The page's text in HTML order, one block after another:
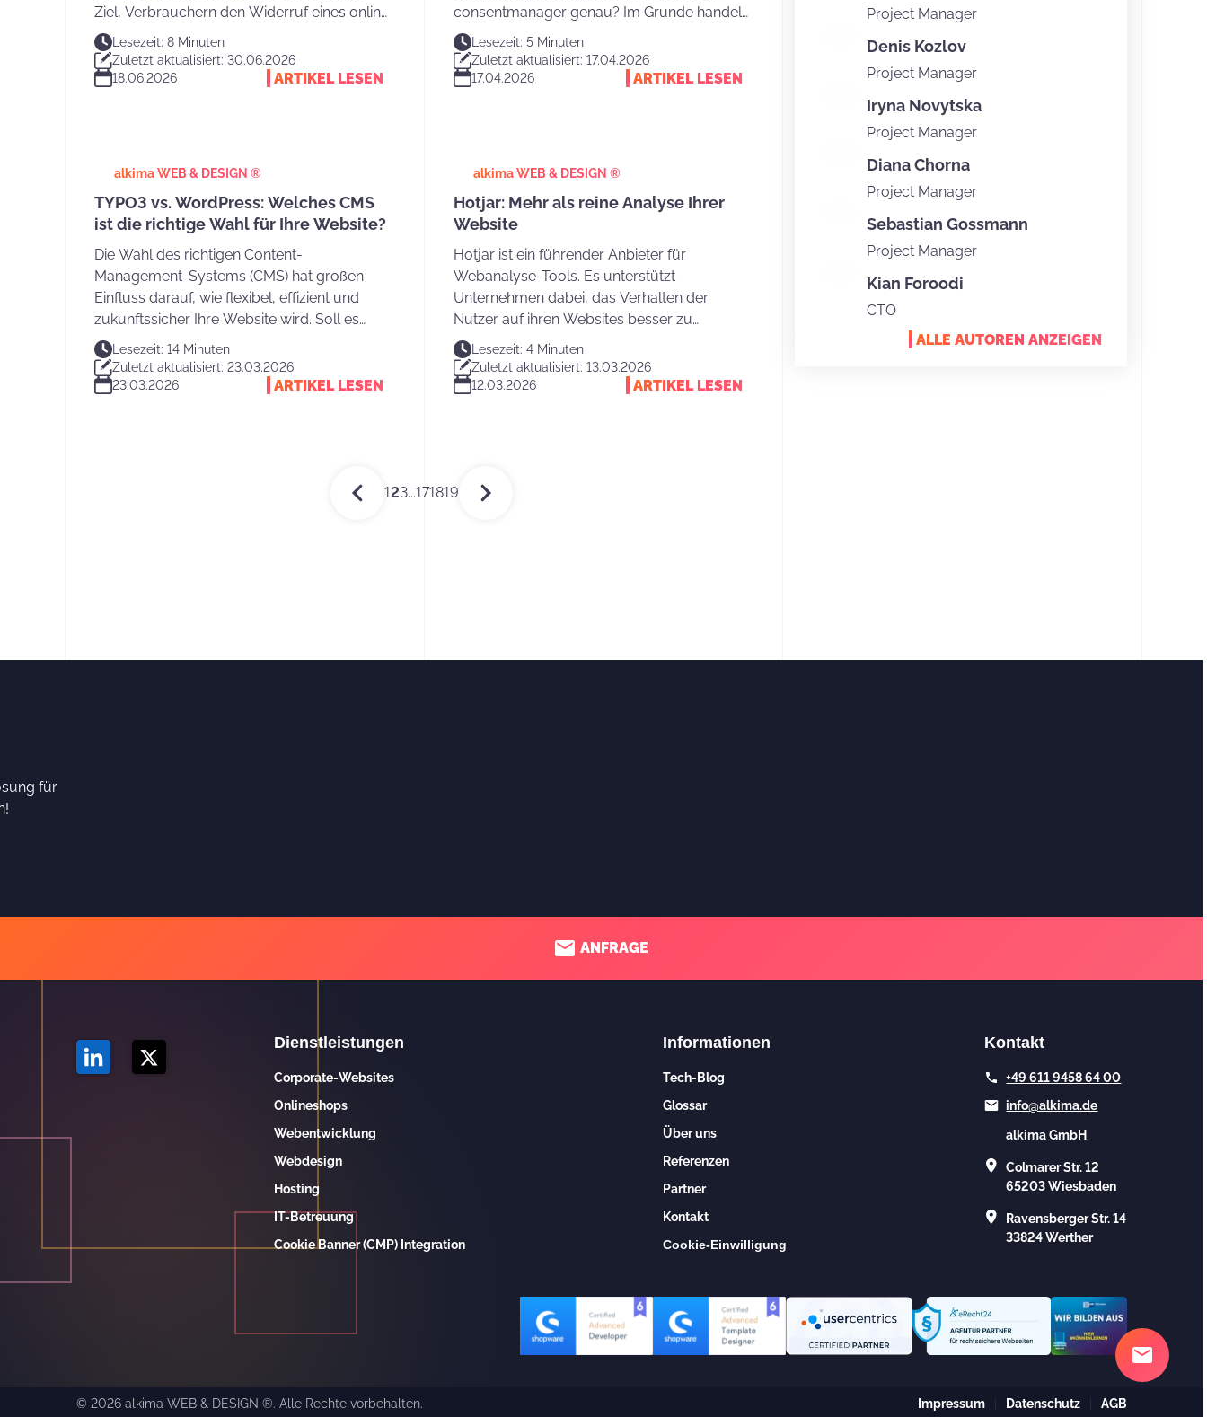
Ziel, Verbrauchern den Widerruf eines online
abgeschlossenen Vertrags zu vereinfachen.
Das soll die praktische Ausübung des
Widerrufsrechts beim Online-Kauf
Lesezeit: 8 Minuten
Zuletzt aktualisiert: 30.06.2026
18.06.2026
ARTIKEL LESEN
consentmanager genau? Im Grunde handelt
es sich um eine Software, die
Nutzerzustimmungen für Datenschutz und
Cookies auf Websites verwaltet. Dahinter
Lesezeit: 5 Minuten
Zuletzt aktualisiert: 17.04.2026
17.04.2026
ARTIKEL LESEN
alkima WEB & DESIGN ®
TYPO3 vs. WordPress: Welches CMS
ist die richtige Wahl für Ihre Website?
Die Wahl des richtigen Content-
Management-Systems (CMS) hat großen
Einfluss darauf, wie flexibel, effizient und
zukunftssicher Ihre Website wird. Soll es
TYPO3 sein, das sich in Deutschland bei
größeren Unternehmen findet, oder doch
WordPress, das weltweit als unkomplizierter
Lesezeit: 14 Minuten
Zuletzt aktualisiert: 23.03.2026
23.03.2026
ARTIKEL LESEN
alkima WEB & DESIGN ®
Hotjar: Mehr als reine Analyse Ihrer
Website
Hotjar ist ein führender Anbieter für
Webanalyse-Tools. Es unterstützt
Unternehmen dabei, das Verhalten der
Nutzer auf ihren Websites besser zu
verstehen.
Lesezeit: 4 Minuten
Zuletzt aktualisiert: 13.03.2026
12.03.2026
ARTIKEL LESEN
Project Manager
Denis Kozlov
Project Manager
Iryna Novytska
Project Manager
Diana Chorna
Project Manager
Sebastian Gossmann
Project Manager
Kian Foroodi
CTO
ALLE AUTOREN ANZEIGEN
123...171819
für
ANFRAGE
Dienstleistungen
Corporate-Websites
Onlineshops
Webentwicklung
Webdesign
Hosting
IT-Betreuung
Cookie Banner (CMP) Integration
Informationen
Tech-Blog
Glossar
Über uns
Referenzen
Partner
Kontakt
Cookie-Einwilligung
Kontakt
+49 611 9458 64 00
info@alkima.de
alkima GmbH
Colmarer Str. 12
65203 Wiesbaden
Ravensberger Str. 14
33824 Werther
Impressum Datenschutz AGB
© 2026 alkima WEB & DESIGN ®. Alle Rechte vorbehalten.